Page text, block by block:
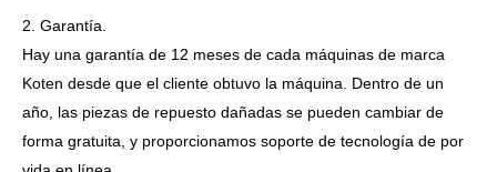
2. Garantía.
Hay una garantía de 12 meses de cada máquinas de marca
Koten desde que el cliente obtuvo la máquina. Dentro de un
año, las piezas de repuesto dañadas se pueden cambiar de
forma gratuita, y proporcionamos soporte de tecnología de por